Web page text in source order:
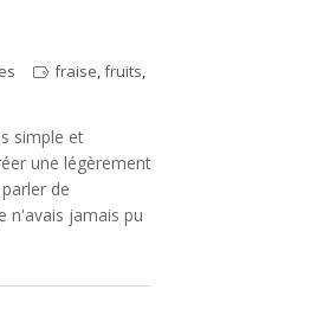
fraise,fruits,
simple et
une légèrement
de
n'avais jamais pu